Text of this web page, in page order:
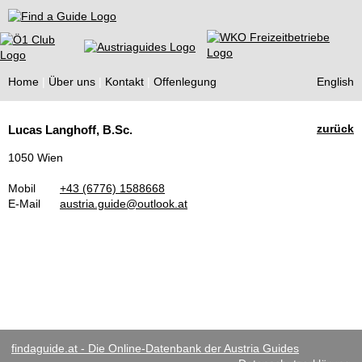
Find a Guide
Home Über uns Kontakt Offenlegung English
Guides
zurück
Lucas Langhoff, B.Sc.
1050 Wien
Mobil
+43 (6776) 1588668
E-Mail
austria.guide@outlook.at
findaguide.at - Die Online-Datenbank der Austria Guides